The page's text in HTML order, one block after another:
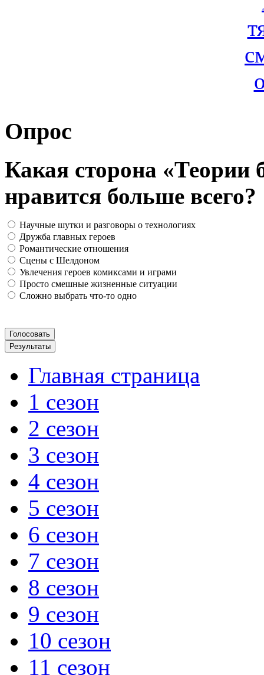
Опрос
Какая сторона
нравится больше всего?
Научные шутки и разговоры о технологиях
Дружба главных героев
Романтические отношения
Сцены с Шелдоном
Увлечения героев комиксами и играми
Просто смешные жизненные ситуации
Сложно выбрать что-то одно
Главная страница
1 сезон
2 сезон
3 сезон
4 сезон
5 сезон
6 сезон
7 сезон
8 сезон
9 сезон
10 сезон
11 сезон